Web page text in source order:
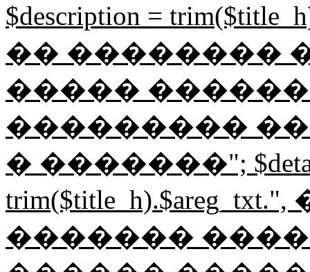
$description =
�� ��������
�����
���������
� �������";
�������